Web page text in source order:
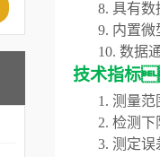
8. 具有
9. 内置
10. 数据
技术指标
1. 测量
2. 检测
3. 测定